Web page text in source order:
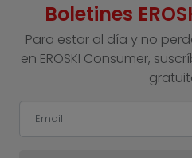
Boletines
Para estar al día y no
en EROSKI Consumer,